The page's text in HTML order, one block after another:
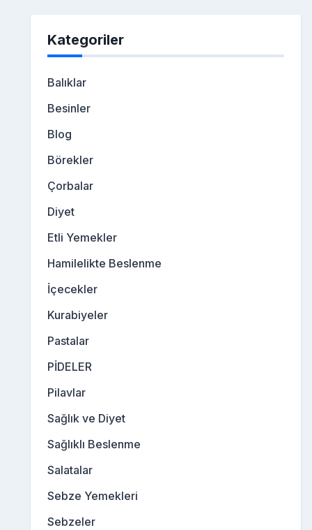
Kategoriler
Balıklar
Besinler
Blog
Börekler
Çorbalar
Diyet
Etli Yemekler
Hamilelikte Beslenme
İçecekler
Kurabiyeler
Pastalar
PİDELER
Pilavlar
Sağlık ve Diyet
Sağlıklı Beslenme
Salatalar
Sebze Yemekleri
Sebzeler